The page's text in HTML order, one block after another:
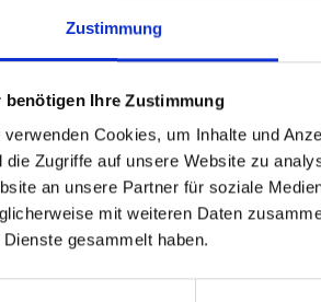
Zustimmung
benötigen Ihre Zustimmung
verwenden Cookies, um Inhalte und
die Zugriffe auf unsere Website zu
an unsere Partner für soziale
mit weiteren Daten
Dienste gesammelt haben.
Maklern angebotenen Immobilien.
Zustand und Ausstattung
Bewertung einfach unseren
in Castrop-Rauxel
zwischen 2022 und
Immobilienarten in Castrop-